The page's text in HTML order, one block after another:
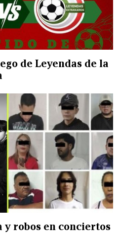
de Leyendas de la
y robos en conciertos